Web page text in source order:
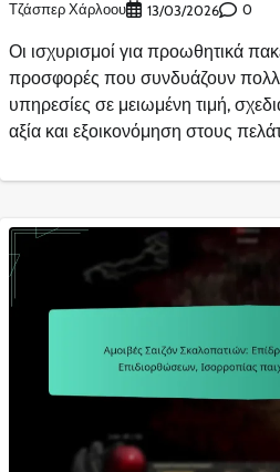
Τζάσπερ Χάρλοου 13/03/2026 0
Οι ισχυρισμοί για προωθητικά
προσφορές που συνδυάζουν
υπηρεσίες σε μειωμένη τιμή,
αξία και εξοικονόμηση στους